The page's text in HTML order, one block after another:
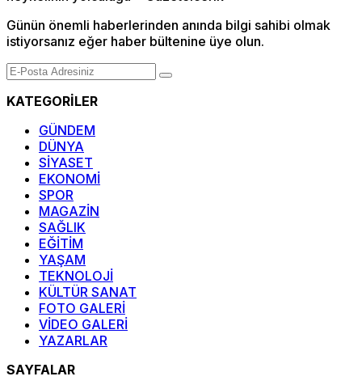
Günün önemli haberlerinden anında bilgi sahibi olmak
istiyorsanız eğer haber bültenine üye olun.
KATEGORİLER
GÜNDEM
DÜNYA
SİYASET
EKONOMİ
SPOR
MAGAZİN
SAĞLIK
EĞİTİM
YAŞAM
TEKNOLOJİ
KÜLTÜR SANAT
FOTO GALERİ
VİDEO GALERİ
YAZARLAR
SAYFALAR